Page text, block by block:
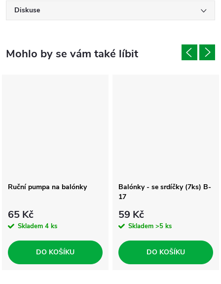
Diskuse
Ruční pumpa na balónky
65 Kč
Skladem 4 ks
DO KOŠÍKU
Balónky - se srdíčky (7ks) B-
17
59 Kč
Skladem >5 ks
DO KOŠÍKU